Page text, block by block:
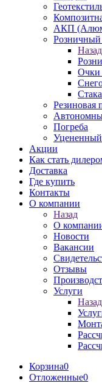
АКП
Розничный
Назад
Очки
Резиновая
Погреба
Уцененный
Акции
Как стать
Доставка
Где купить
Контакты
О компании
Назад
О
Новости
Вакансии
Отзывы
Услуги
Назад
Корзина0
Отложенные0